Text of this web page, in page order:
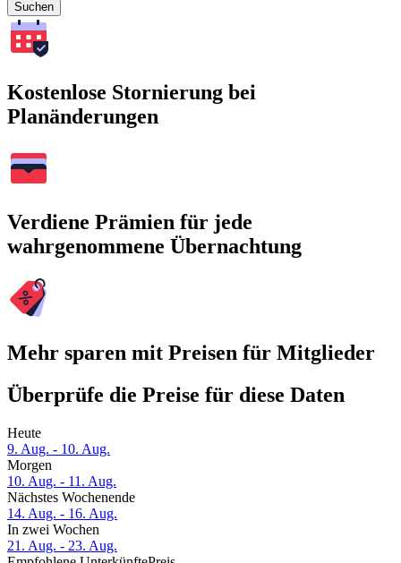
Suchen
Kostenlose Stornierung bei
Planänderungen
Verdiene Prämien für jede
wahrgenommene Übernachtung
Mehr sparen mit Preisen für Mitglieder
Überprüfe die Preise für diese Daten
Heute
9. Aug. - 10. Aug.
Morgen
10. Aug. - 11. Aug.
Nächstes Wochenende
14. Aug. - 16. Aug.
In zwei Wochen
21. Aug. - 23. Aug.